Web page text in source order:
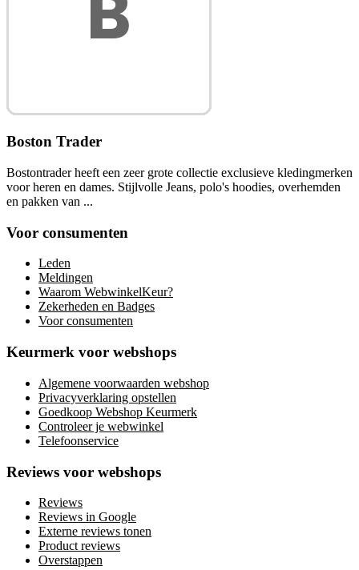
Boston Trader
Bostontrader heeft een zeer grote collectie exclusieve kledingmerken
voor heren en dames. Stijlvolle Jeans, polo's hoodies, overhemden
en pakken van ...
Voor consumenten
Leden
Meldingen
Waarom WebwinkelKeur?
Zekerheden en Badges
Voor consumenten
Keurmerk voor webshops
Algemene voorwaarden webshop
Privacyverklaring opstellen
Goedkoop Webshop Keurmerk
Controleer je webwinkel
Telefoonservice
Reviews voor webshops
Reviews
Reviews in Google
Externe reviews tonen
Product reviews
Overstappen